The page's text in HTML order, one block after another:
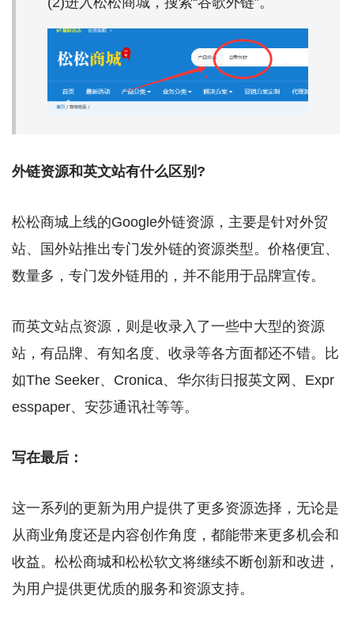
外链资源和英文站有什么区别?
松松商城上线的Google外链资源，主要是针对外贸
站、国外站推出专门发外链的资源类型。价格便宜、
数量多，专门发外链用的，并不能用于品牌宣传。
而英文站点资源，则是收录入了一些中大型的资源
站，有品牌、有知名度、收录等各方面都还不错。比
如The Seeker、Cronica、华尔街日报英文网、Expr
esspaper、安莎通讯社等等。
写在最后：
这一系列的更新为用户提供了更多资源选择，无论是
从商业角度还是内容创作角度，都能带来更多机会和
收益。松松商城和松松软文将继续不断创新和改进，
为用户提供更优质的服务和资源支持。